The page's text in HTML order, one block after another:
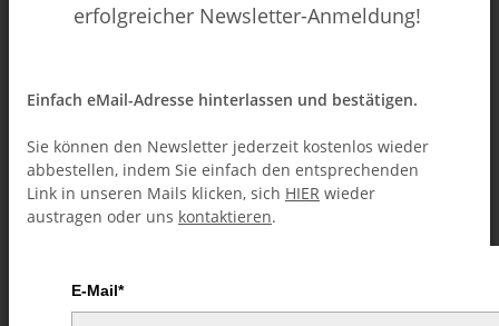
erfolgreicher Newsletter-Anmeldung!
Einfach eMail-Adresse hinterlassen und bestätigen.
Sie können den Newsletter jederzeit kostenlos wieder
abbestellen, indem Sie einfach den entsprechenden
Link in unseren Mails klicken, sich HIER wieder
austragen oder uns kontaktieren.
E-Mail*